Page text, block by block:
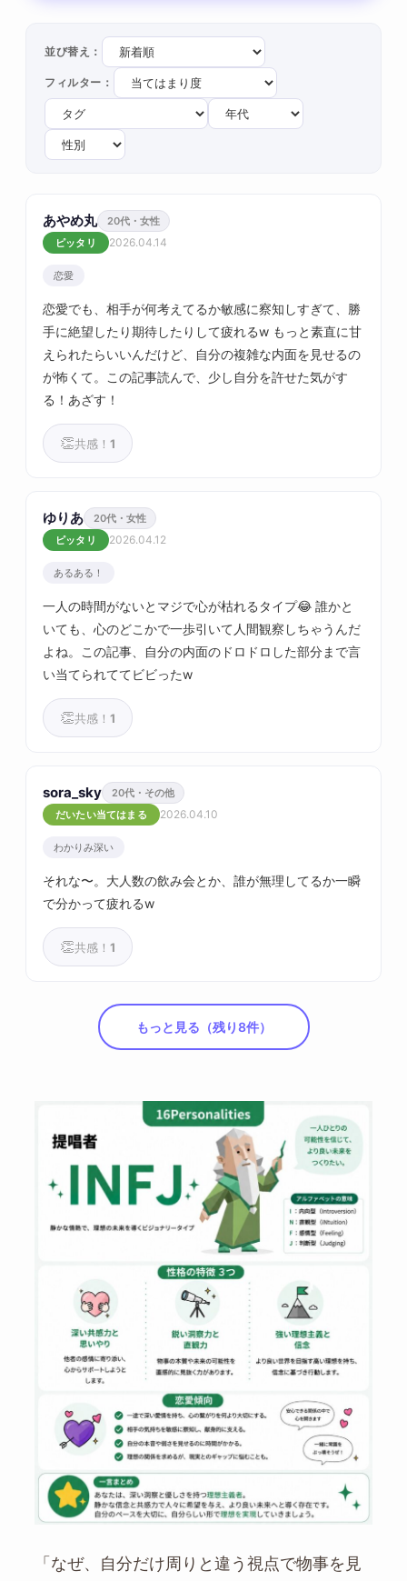
並び替え：
フィルター：
あやめ丸
20代・女性
ピッタリ
2026.04.14
恋愛
恋愛でも、相手が何考えてるか敏感に察知しすぎて、勝
手に絶望したり期待したりして疲れるw もっと素直に甘
えられたらいいんだけど、自分の複雑な内面を見せるの
が怖くて。この記事読んで、少し自分を許せた気がす
る！あざす！
👏共感！ 1
ゆりあ
20代・女性
ピッタリ
2026.04.12
あるある！
一人の時間がないとマジで心が枯れるタイプ😂 誰かと
いても、心のどこかで一歩引いて人間観察しちゃうんだ
よね。この記事、自分の内面のドロドロした部分まで言
い当てられててビビったw
👏共感！ 1
sora_sky
20代・その他
だいたい当てはまる
2026.04.10
わかりみ深い
それな〜。大人数の飲み会とか、誰が無理してるか一瞬
で分かって疲れるw
👏共感！ 1
もっと見る（残り8件）
「なぜ、自分だけ周りと違う視点で物事を見